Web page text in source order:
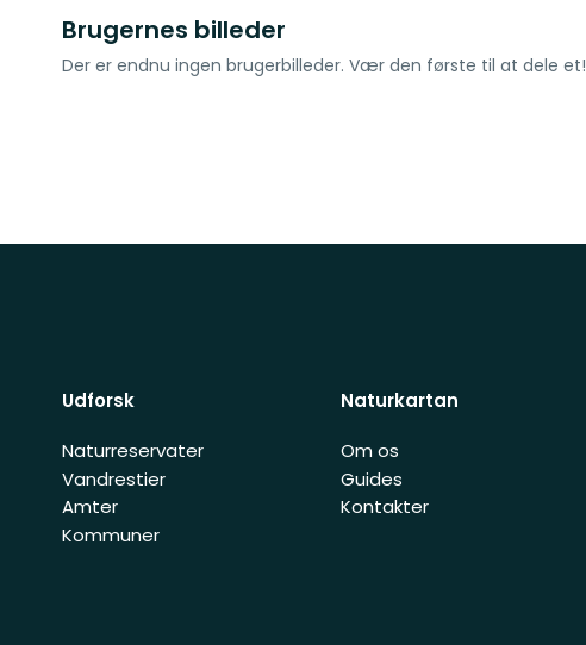
Brugernes billeder
Der er endnu ingen brugerbilleder. Vær den første til at dele et!
Udforsk
Naturreservater
Vandrestier
Amter
Kommuner
Naturkartan
Om os
Guides
Kontakter